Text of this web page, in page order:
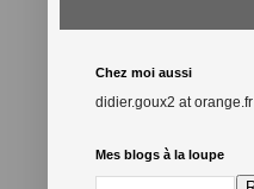
Chez moi aussi
didier.goux2 at orange.fr
Mes blogs à la loupe